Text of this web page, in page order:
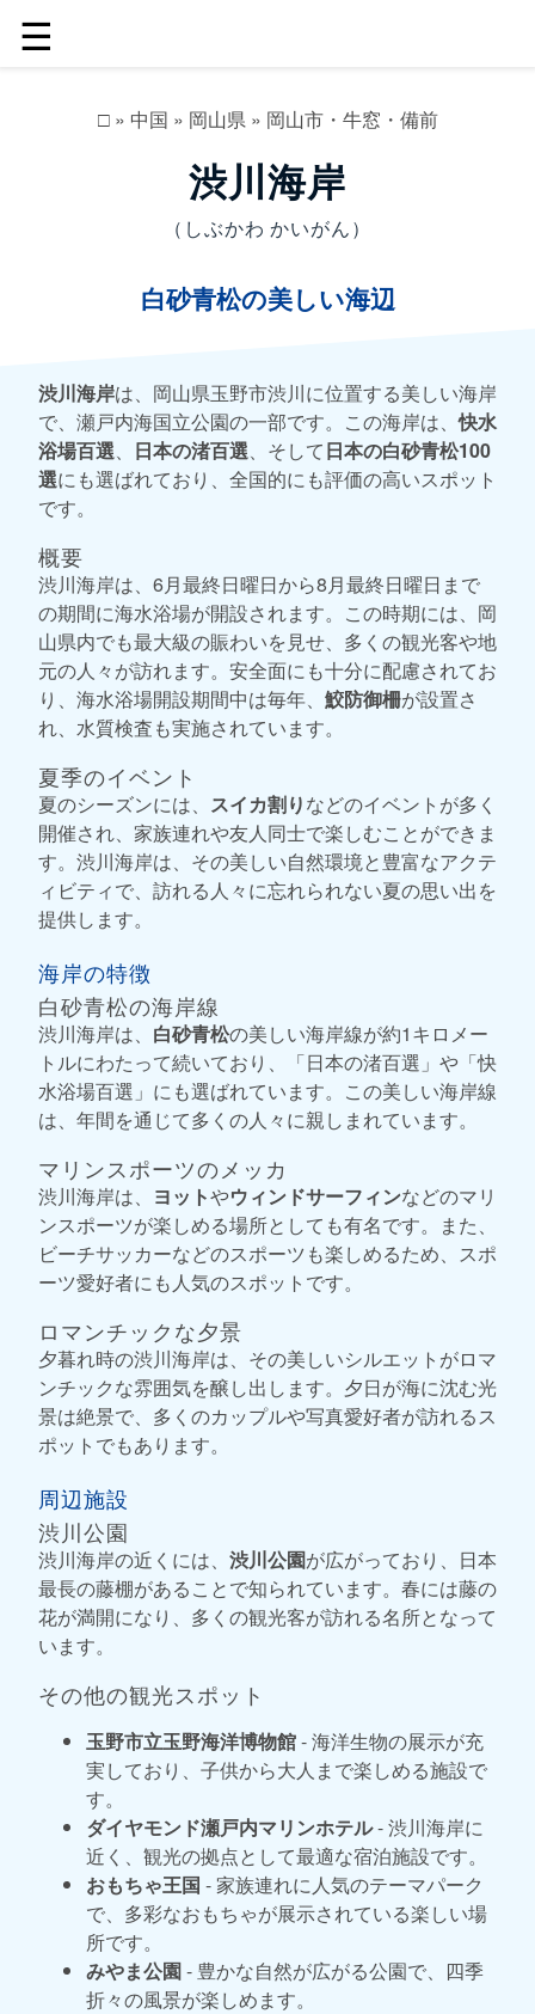
☰
□» 中国 » 岡山県» 岡山市・牛窓・備前
渋川海岸
（しぶかわ かいがん）
白砂青松の美しい海辺
渋川海岸は、岡山県玉野市渋川に位置する美しい海岸
で、瀬戸内海国立公園の一部です。この海岸は、快水
浴場百選、 日本の渚百選、そして日本の白砂青松100
選にも選ばれており、全国的にも評価の高いスポット
です。
概要
渋川海岸は、6月最終日曜日から8月最終日曜日まで
の期間に海水浴場が開設されます。この時期には、岡
山県内でも最大級の賑わいを見せ、多くの観光客や地
元の人々が訪れます。安全面にも十分に配慮されてお
り、海水浴場開設期間中は毎年、 鮫防御柵が設置さ
れ、水質検査も実施されています。
夏季のイベント
夏のシーズンには、 スイカ割りなどのイベントが多く
開催され、家族連れや友人同士で楽しむことができま
す。渋川海岸は、その美しい自然環境と豊富なアクテ
ィビティで、訪れる人々に忘れられない夏の思い出を
提供します。
海岸の特徴
白砂青松の海岸線
渋川海岸は、 白砂青松の美しい海岸線が約1キロメー
トルにわたって続いており、「日本の渚百選」や「快
水浴場百選」にも選ばれています。この美しい海岸線
は、年間を通じて多くの人々に親しまれています。
マリンスポーツのメッカ
渋川海岸は、 ヨットやウィンドサーフィンなどのマリ
ンスポーツが楽しめる場所としても有名です。また、
ビーチサッカーなどのスポーツも楽しめるため、スポ
ーツ愛好者にも人気のスポットです。
ロマンチックな夕景
夕暮れ時の渋川海岸は、その美しいシルエットがロマ
ンチックな雰囲気を醸し出します。夕日が海に沈む光
景は絶景で、多くのカップルや写真愛好者が訪れるス
ポットでもあります。
周辺施設
渋川公園
渋川海岸の近くには、 渋川公園が広がっており、日本
最長の藤棚があることで知られています。春には藤の
花が満開になり、多くの観光客が訪れる名所となって
います。
その他の観光スポット
玉野市立玉野海洋博物館- 海洋生物の展示が充
実しており、子供から大人まで楽しめる施設で
す。
ダイヤモンド瀬戸内マリンホテル- 渋川海岸に
近く、観光の拠点として最適な宿泊施設です。
おもちゃ王国 - 家族連れに人気のテーマパーク
で、多彩なおもちゃが展示されている楽しい場
所です。
みやま公園- 豊かな自然が広がる公園で、四季
折々の風景が楽しめます。